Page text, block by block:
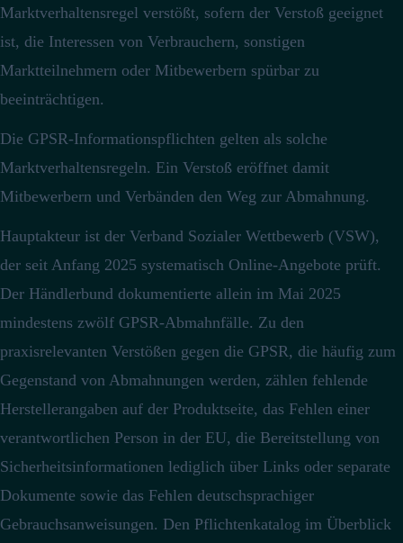
Marktverhaltensregel verstößt, sofern der Verstoß geeignet
ist, die Interessen von Verbrauchern, sonstigen
Marktteilnehmern oder Mitbewerbern spürbar zu
beeinträchtigen.
Die GPSR-Informationspflichten gelten als solche
Marktverhaltensregeln. Ein Verstoß eröffnet damit
Mitbewerbern und Verbänden den Weg zur Abmahnung.
Hauptakteur ist der Verband Sozialer Wettbewerb (VSW),
der seit Anfang 2025 systematisch Online-Angebote prüft.
Der Händlerbund dokumentierte allein im Mai 2025
mindestens zwölf GPSR-Abmahnfälle. Zu den
praxisrelevanten Verstößen gegen die GPSR, die häufig zum
Gegenstand von Abmahnungen werden, zählen fehlende
Herstellerangaben auf der Produktseite, das Fehlen einer
verantwortlichen Person in der EU, die Bereitstellung von
Sicherheitsinformationen lediglich über Links oder separate
Dokumente sowie das Fehlen deutschsprachiger
Gebrauchsanweisungen. Den Pflichtenkatalog im Überblick